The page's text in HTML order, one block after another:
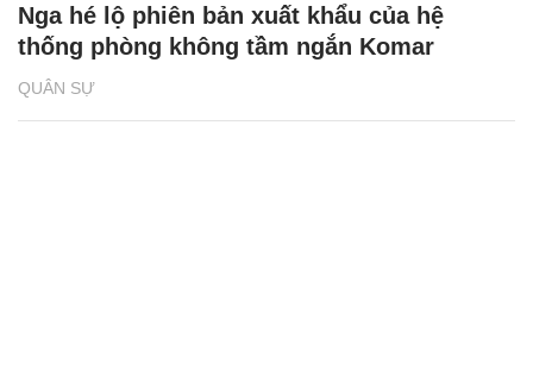
QUÂN SỰ
Nga hé lộ phiên bản xuất khẩu của hệ
thống phòng không tầm ngắn Komar